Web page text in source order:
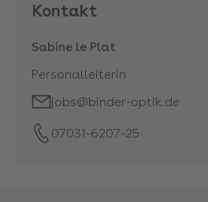
Kontakt
Sabine le Plat
Personalleiterin
jobs@binder-optik.de
07031-6207-25